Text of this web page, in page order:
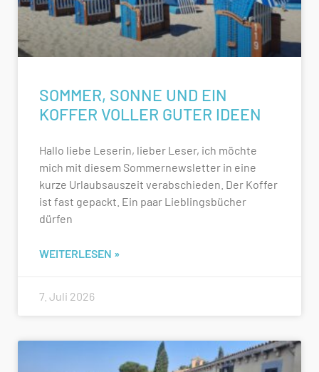
SOMMER, SONNE UND EIN
KOFFER VOLLER GUTER IDEEN
Hallo liebe Leserin, lieber Leser, ich möchte
mich mit diesem Sommernewsletter in eine
kurze Urlaubsauszeit verabschieden. Der Koffer
ist fast gepackt. Ein paar Lieblingsbücher
dürfen
WEITERLESEN »
7. Juli 2026